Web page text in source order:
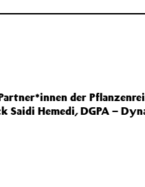
der
Saidi Hemedi,DGPA –